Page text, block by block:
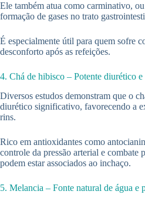
Ele também atua como carminativo,
formação de gases no trato
É especialmente útil para quem sofre
desconforto após as refeições.
4. Chá de hibisco – Potente diurético e
Diversos estudos demonstram que o
diurético significativo, favorecendo a
rins.
Rico em antioxidantes como
controle da pressão arterial e combate
podem estar associados ao inchaço.
5. Melancia – Fonte natural de água e